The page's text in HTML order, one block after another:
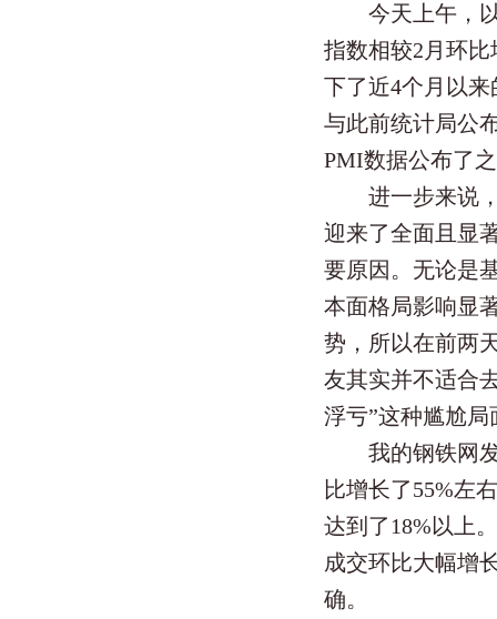
今天上午，以
指数相较2月环
下了近4个月以
与此前统计局公
PMI数据公布了
进一步来说，
迎来了全面且显
要原因。无论是
本面格局影响显
势，所以在前两
友其实并不适合
浮亏”这种尴尬局
我的钢铁网发
比增长了55%左
达到了18%以上
成交环比大幅增
确。